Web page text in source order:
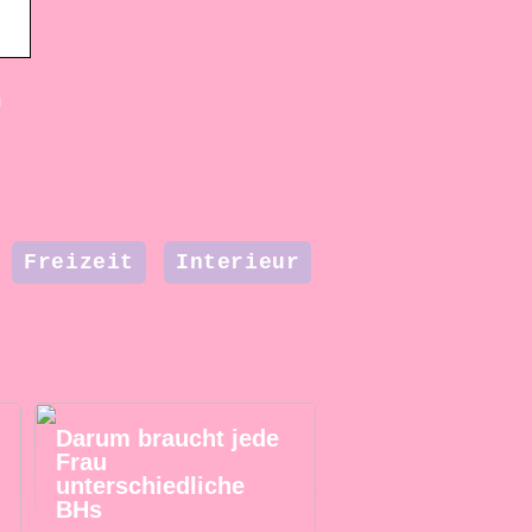
Freizeit
Interieur
Darum braucht jede
Frau
unterschiedliche
BHs